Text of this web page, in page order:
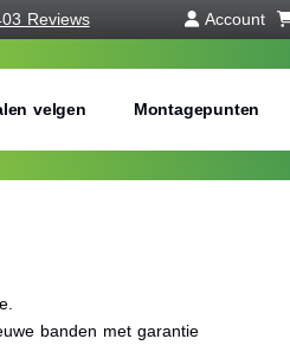
Reviews Account
velgen Montagepunten
banden met garantie